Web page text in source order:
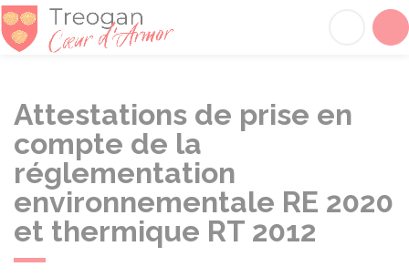
Attestations de prise en
compte de la
réglementation
environnementale RE 2020
et thermique RT 2012